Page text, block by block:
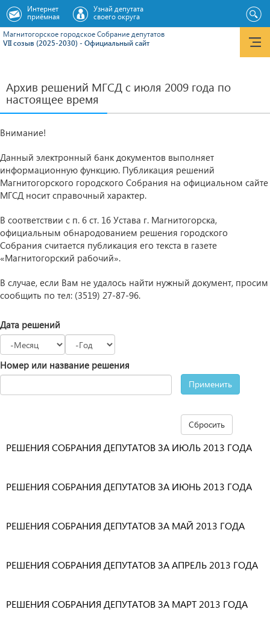
Магнитогорское городское Cобрание депутатов
VII созыв (2025-2030) - Официальный сайт
Интернет
приёмная
Узнай депутата
своего округа
Архив решений МГСД с июля 2009 года по
настоящее время
Внимание!
Данный электронный банк документов выполняет
информационную функцию. Публикация решений
Магнитогорского городского Собрания на официальном сайте
МГСД носит справочный характер.
В соответствии с п. 6 ст. 16 Устава г. Магнитогорска,
официальным обнародованием решения городского
Собрания считается публикация его текста в газете
«Магнитогорский рабочий».
В случае, если Вам не удалось найти нужный документ, просим
сообщить по тел: (3519) 27-87-96.
Дата решений
Месяц Год
Номер или название решения
Применить
Сбросить
РЕШЕНИЯ СОБРАНИЯ ДЕПУТАТОВ ЗА ИЮЛЬ 2013 ГОДА
РЕШЕНИЯ СОБРАНИЯ ДЕПУТАТОВ ЗА ИЮНЬ 2013 ГОДА
РЕШЕНИЯ СОБРАНИЯ ДЕПУТАТОВ ЗА МАЙ 2013 ГОДА
РЕШЕНИЯ СОБРАНИЯ ДЕПУТАТОВ ЗА АПРЕЛЬ 2013 ГОДА
РЕШЕНИЯ СОБРАНИЯ ДЕПУТАТОВ ЗА МАРТ 2013 ГОДА